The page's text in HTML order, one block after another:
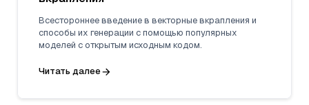
Всестороннее введение в векторные вкрапления и
способы их генерации с помощью популярных
моделей с открытым исходным кодом.
Читать далее